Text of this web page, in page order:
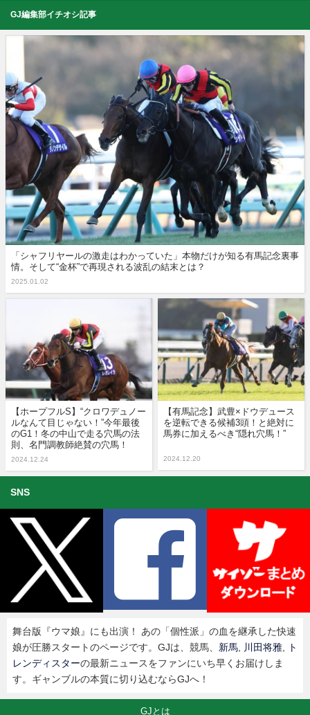
GJ編集部イチオシ記事
「シャフリヤールの激走はわかっていた」本物だけが知る有馬記念裏事
情。そして“金杯”で再現される波乱の結末とは？
2025.01.02
【ホープフルS】“クロワデュノー
ルなんて目じゃない！”今年最後
のG1！冬の中山で走る穴馬の法
則、名門調教師絶賛の穴馬！
2024.12.24
【有馬記念】武豊×ドウデュース
を逆転できる候補3頭！と絶対に
馬券に加えるべき“隠れ穴馬！”
2024.12.20
SNS
舞台版『ウマ娘』にも出演！ あの「個性派」の血を継承した快速
娘が圧勝スタートのページです。GJは、競馬、 新馬 川田将雅
ト
レンディスターの最新ニュースをファンにいち早くお届けしま
す。ギャンブルの本質に切り込むならGJへ！
GJとは